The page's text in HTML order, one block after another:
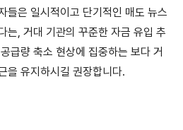
들은 일시적이고 단기적인 매도 뉴스
는, 거대 기관의 꾸준한 자금 유입 추
급량 축소 현상에 집중하는 보다 거
을 유지하시길 권장합니다.